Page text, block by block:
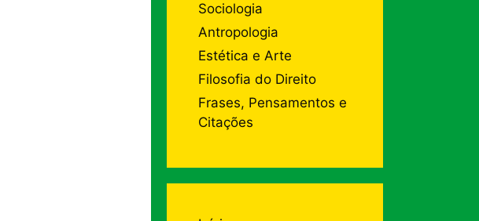
Sociologia
Antropologia
Estética e Arte
Filosofia do Direito
Frases, Pensamentos e
Citações